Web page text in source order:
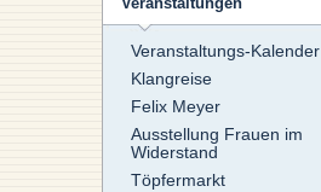
Veranstaltungen
Veranstaltungs-Kalender
Klangreise
Felix Meyer
Ausstellung Frauen im
Widerstand
Töpfermarkt